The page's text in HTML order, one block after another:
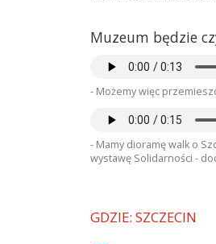
Muzeum będzie
- Możemy więc
- Mamy dioramę walk o
wystawę Solidarności -
GDZIE: SZCZECIN